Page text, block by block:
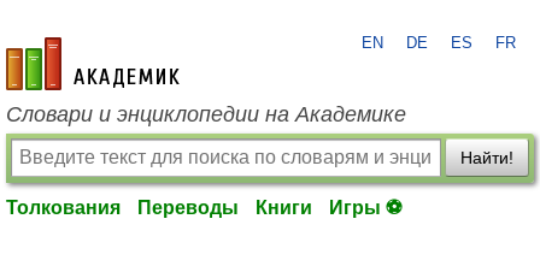
academic.ru
EN DE ES FR
Словари и энциклопедии на Академике
Найти!
Толкования Переводы Книги Игры ⚽